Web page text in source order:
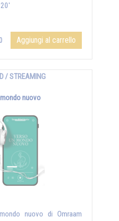
Aggiungi al carrello
/ STREAMING
nuovo
nuovo di Omraam